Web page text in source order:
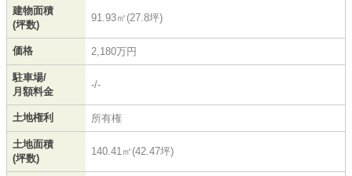
建物面積
(坪数)
91.93㎡(27.8坪)
価格 2,180万円
駐車場/
月額料金
-/-
土地権利 所有権
土地面積
(坪数)
140.41㎡(42.47坪)